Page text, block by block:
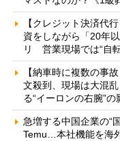
【クレジット決済代
資をしながら「20年
リ 営業現場では“自
【納車時に複数の事
文殺到、現場は大混
る“イーロンの右腕”の
急増する中国企業の“
Temu…本社機能を海